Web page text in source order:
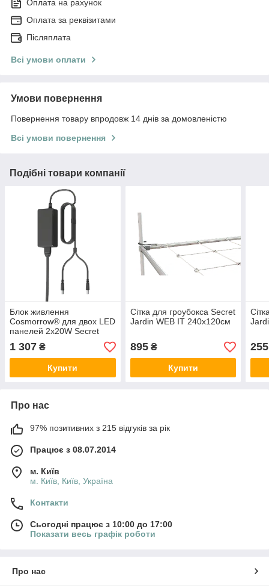
Оплата на рахунок
Оплата за реквізитами
Післяплата
Всі умови оплати
Умови повернення
Повернення товару впродовж 14 днів за домовленістю
Всі умови повернення
Подібні товари компанії
Блок живлення
Cosmorrow® для двох LED
панелей 2x20W Secret
Jardin
1 307 ₴
Купити
Сітка для гроубокса Secret
Jardin WEB IT 240x120см
895₴
Купити
255
Про нас
97% позитивних з 215 відгуків за рік
Працює з 08.07.2014
м. Київ
м. Київ, Київ, Україна
Контакти
Сьогодні працює з 10:00 до 17:00
Показати весь графік роботи
Про нас